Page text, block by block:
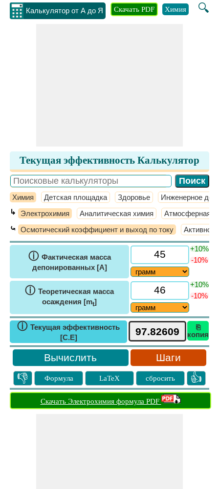
Калькулятор от А до Я 🔍
Скачать PDF Химия
Текущая эффективность Калькулятор
Химия Детская площадка Здоровье Инженерное
↳ Электрохимия Аналитическая химия Атмосферная
⤿ Осмотический коэффициент и выход по току
ⓘ Фактическая масса
депонированных [A]
+10%
-10%
ⓘ Теоретическая масса
осаждения [mt]
+10%
-10%
ⓘ Текущая эффективность
[C.E]
⎘
копия
Шаги
👎 Формула LaTeX сбросить 👍
Скачать Электрохимия формула PDF